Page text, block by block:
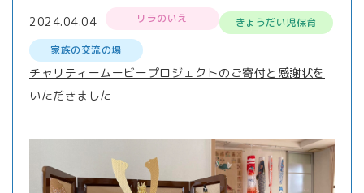
2024.04.04 リラのいえ
きょうだい児保育
家族の交流の場
チャリティームービープロジェクトのご寄付と感謝状を
いただきました